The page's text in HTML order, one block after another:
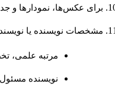
برای عکس‌ها، نمودارها و
مشخصات نویسنده یا
مرتبه علمی،
نويسنده